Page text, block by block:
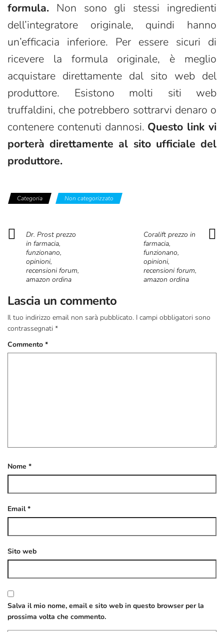
formula. Non sono gli stessi ingredienti
dell’integratore originale, quindi hanno
un’efficacia inferiore. Per essere sicuri di
ricevere la formula originale, è meglio
acquistare direttamente dal sito web del
produttore. Esistono molti siti web
truffaldini, che potrebbero sottrarvi denaro o
contenere contenuti dannosi. Questo link vi
porterà direttamente al sito ufficiale del
produttore.
Categoria Non categorizzato
Dr. Prost prezzo
in farmacia,
funzionano,
opinioni,
recensioni forum,
amazon ordina
Coralift prezzo in
farmacia,
funzionano,
opinioni,
recensioni forum,
amazon ordina
Lascia un commento
Il tuo indirizzo email non sarà pubblicato. I campi obbligatori sono
contrassegnati *
Commento *
Nome *
Email*
Sito web
Salva il mio nome, email e sito web in questo browser per la
prossima volta che commento.